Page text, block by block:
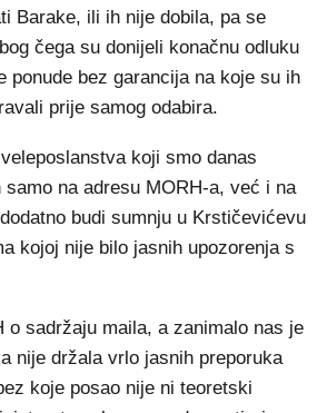
Barake, ili ih nije dobila, pa se
čega su donijeli konačnu odluku
ponude bez garancija na koje su ih
prije samog odabira.
koji smo danas
na adresu MORH-a, već i na
budi sumnju u Krstičevićevu
kojoj nije bilo jasnih upozorenja s
o sadržaju maila, a zanimalo nas je
nije držala vrlo jasnih preporuka
koje posao nije ni teoretski